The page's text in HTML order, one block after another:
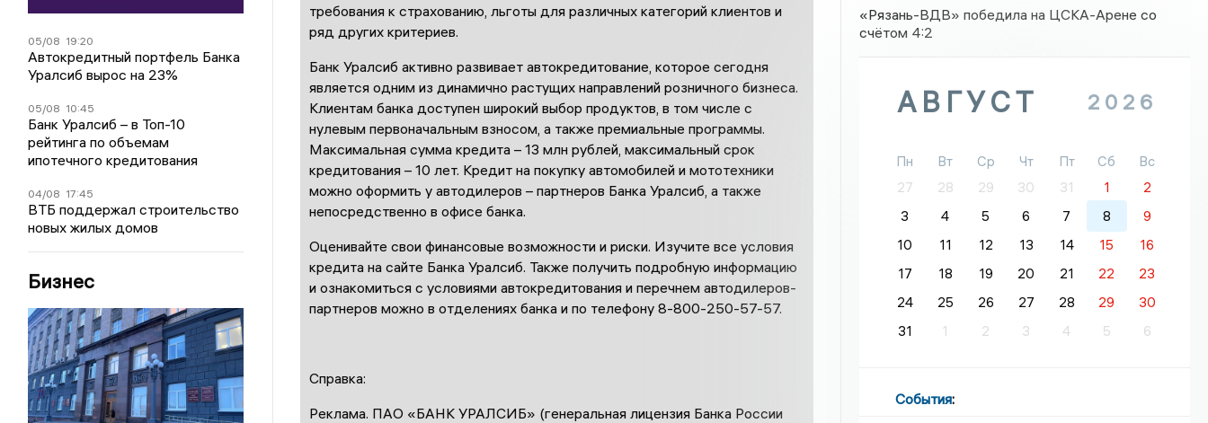
05/08 19:20
Автокредитный портфель Банка
Уралсиб вырос на 23%
05/08 10:45
Банк Уралсиб – в Топ-10
рейтинга по объемам
ипотечного кредитования
04/08 17:45
ВТБ поддержал строительство
новых жилых домов
Бизнес
требования к страхованию, льготы для различных категорий клиентов и
ряд других критериев.
Банк Уралсиб активно развивает автокредитование, которое сегодня
является одним из динамично растущих направлений розничного бизнеса.
Клиентам банка доступен широкий выбор продуктов, в том числе с
нулевым первоначальным взносом, а также премиальные программы.
Максимальная сумма кредита – 13 млн рублей, максимальный срок
кредитования – 10 лет. Кредит на покупку автомобилей и мототехники
можно оформить у автодилеров – партнеров Банка Уралсиб, а также
непосредственно в офисе банка.
Оценивайте свои финансовые возможности и риски. Изучите все условия
кредита на сайте Банка Уралсиб. Также получить подробную информацию
и ознакомиться с условиями автокредитования и перечнем автодилеров-
партнеров можно в отделениях банка и по телефону 8-800-250-57-57.
Справка:
Реклама. ПАО «БАНК УРАЛСИБ» (генеральная лицензия Банка России
«Рязань-ВДВ» победила на ЦСКА-Арене со
счётом 4:2
АВГУСТ 2026
Пн Вт Ср Чт Пт Сб
Вс
27
28 29 30 31 1
2
3
4 5 6 7 8
9
10
11 12 13 14 15
16
17
18 19 20 21 22
23
24
25 26 27 28 29
30
31
1 2 3 4 5 6
События: